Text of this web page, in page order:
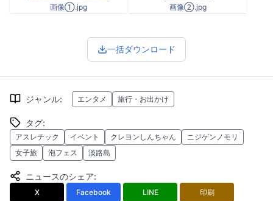
画像①.jpg 画像②.jpg
一括ダウンロード
ジャンル: エンタメ 旅行・お出かけ
タグ:
アスレチック イベント クレヨンしんちゃん
ニジゲンノモリ
女子旅
泡フェス 淡路島
ニュースのシェア:
X Facebook LINE 印刷